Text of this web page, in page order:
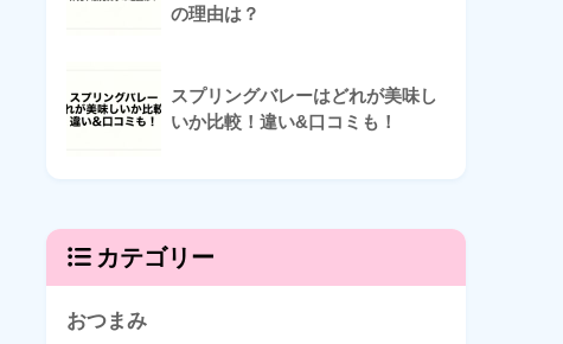
の理由は？
スプリングバレーはどれが美味し
いか比較！違い&口コミも！
カテゴリー
おつまみ